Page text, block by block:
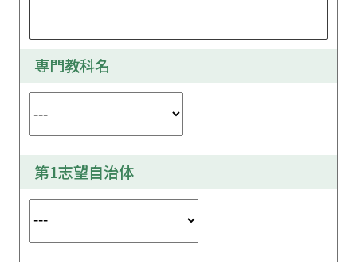
専門教科名
第1志望自治体